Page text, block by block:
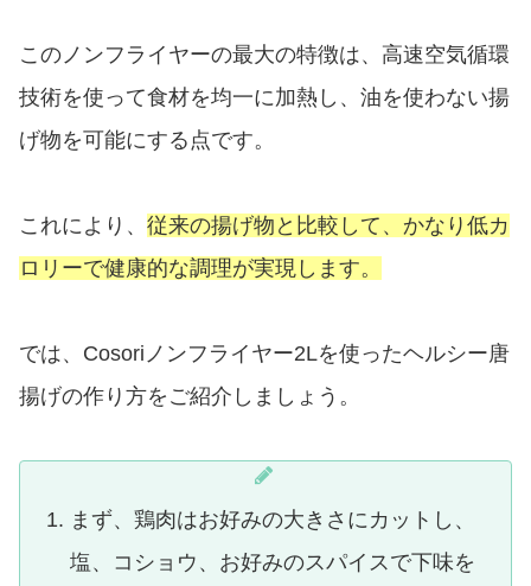
このノンフライヤーの最大の特徴は、高速空気循環
技術を使って食材を均一に加熱し、油を使わない揚
げ物を可能にする点です。
これにより、 従来の揚げ物と比較して、かなり低カ
ロリーで健康的な調理が実現します。
では、Cosoriノンフライヤー2Lを使ったヘルシー唐
揚げの作り方をご紹介しましょう。
まず、鶏肉はお好みの大きさにカットし、
塩、コショウ、お好みのスパイスで下味を